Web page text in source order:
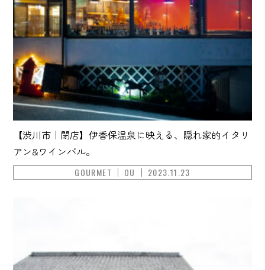
【渋川市｜閉店】伊香保温泉に映える、隠れ家的イタリ
アン&ワインバル。
GOURMET OU 2023.11.23